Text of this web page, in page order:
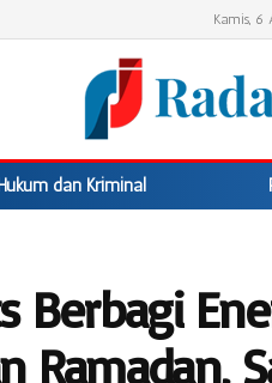
Kamis, 6
dan Kriminal
Berbagi
Ramadan,